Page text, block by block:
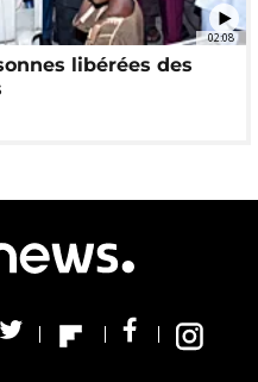
02:08
libérées des